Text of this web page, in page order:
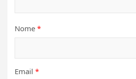
Nome *
Email *